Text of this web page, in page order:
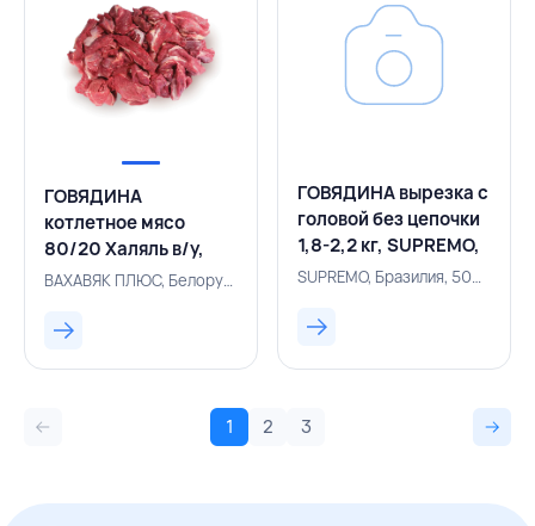
ГОВЯДИНА
котлетное мясо
80/20 Халяль в/у,
ВАХАВЯК ПЛЮС,
ВАХАВЯК ПЛЮС, Белоруссия, 500004412
ГОВЯДИНА вырезка с
головой без цепочки
1,8-2,2 кг, SUPREMO,
БРАЗИЛИЯ
SUPREMO, Бразилия, 500005432
1 2 3